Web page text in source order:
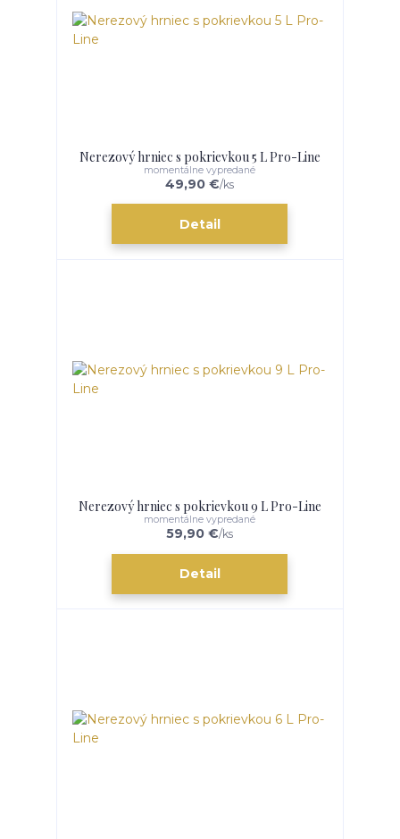
Nerezový hrniec s pokrievkou 5 L Pro-Line
49,90 €/ks
momentálne vypredané
Detail
Nerezový hrniec s pokrievkou 9 L Pro-Line
59,90 €/ks
momentálne vypredané
Detail